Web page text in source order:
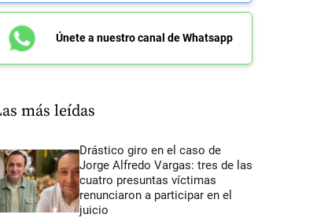
Únete a nuestro canal de Whatsapp
más leídas
Drástico giro en el caso de
Jorge Alfredo Vargas: tres de las
cuatro presuntas víctimas
renunciaron a participar en el
juicio